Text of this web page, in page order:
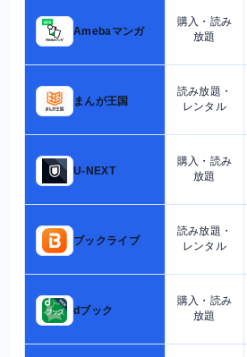
Amebaマンガ
購入・読み
放題
まんが王国
読み放題・
レンタル
U-NEXT
購入・読み
放題
ブックライブ
読み放題・
レンタル
dブック
購入・読み
放題